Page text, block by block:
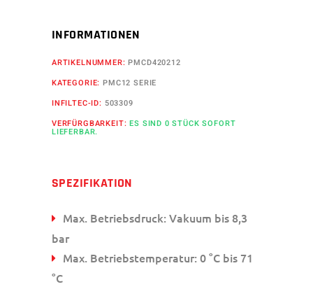
INFORMATIONEN
ARTIKELNUMMER:PMCD420212
KATEGORIE:PMC12 SERIE
INFILTEC-ID: 503309
VERFÜRGBARKEIT:ES SIND 0 STÜCK SOFORT
LIEFERBAR.
SPEZIFIKATION
Max. Betriebsdruck: Vakuum bis 8,3
bar
Max. Betriebstemperatur: 0 °C bis 71
°C